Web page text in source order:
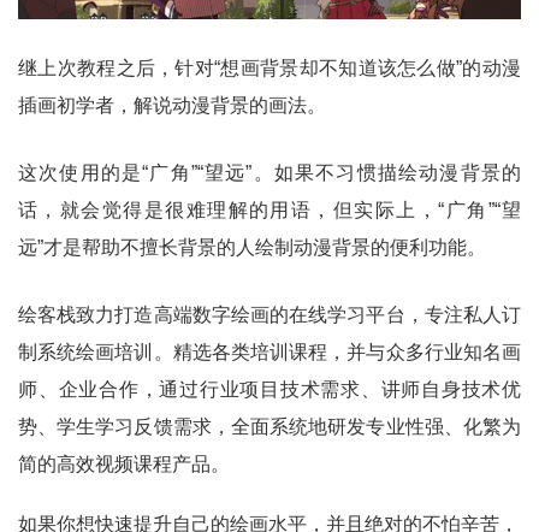
继上次教程之后，针对“想画背景却不知道该怎么做”的动漫
插画初学者，解说动漫背景的画法。
这次使用的是“广角”“望远”。如果不习惯描绘动漫背景的
话，就会觉得是很难理解的用语，但实际上，“广角”“望
远”才是帮助不擅长背景的人绘制动漫背景的便利功能。
绘客栈致力打造高端数字绘画的在线学习平台，专注私人订
制系统绘画培训。精选各类培训课程，并与众多行业知名画
师、企业合作，通过行业项目技术需求、讲师自身技术优
势、学生学习反馈需求，全面系统地研发专业性强、化繁为
简的高效视频课程产品。
如果你想快速提升自己的绘画水平，并且绝对的不怕辛苦，